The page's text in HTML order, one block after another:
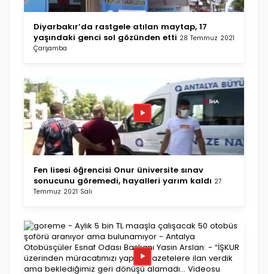
Diyarbakır’da rastgele atılan maytap, 17
yaşındaki genci sol gözünden etti 28 Temmuz 2021
Çarşamba
Fen lisesi öğrencisi Onur üniversite sınav
sonucunu göremedi, hayalleri yarım kaldı 27
Temmuz 2021 Salı